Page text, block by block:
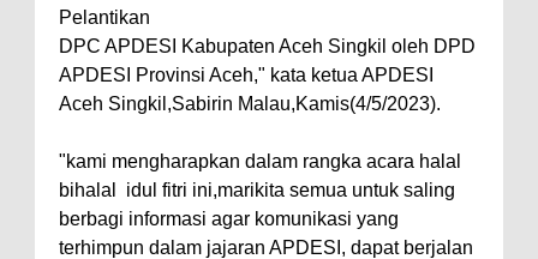
Pelantikan
DPC APDESI Kabupaten Aceh Singkil oleh DPD
APDESI Provinsi Aceh," kata ketua APDESI
Aceh Singkil,Sabirin Malau,Kamis(4/5/2023).
"kami mengharapkan dalam rangka acara halal
bihalal idul fitri ini,marikita semua untuk saling
berbagi informasi agar komunikasi yang
terhimpun dalam jajaran APDESI, dapat berjalan